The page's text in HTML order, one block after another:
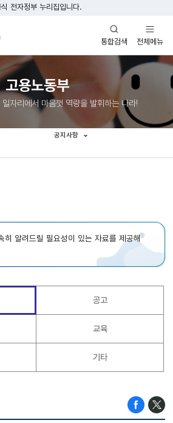
전자정부 누리집입니다.
통합검색
열기
전체메뉴
열기
고용노동부
자리에서 마음껏 역량을 발휘하는 나라!
공지사항
히 알려드릴 필요성이 있는 자료를 제공해
공고
교육
기타